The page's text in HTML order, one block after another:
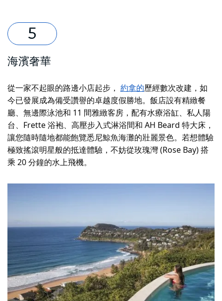
海濱奢華
從一家不起眼的路邊小店起步， 約拿的歷經數次改建，如
今已發展成為備受讚譽的卓越度假勝地。飯店設有精緻餐
廳、無邊際泳池和 11 間雅緻客房，配有水療浴缸、私人陽
台、Frette 浴袍、高壓步入式淋浴間和 AH Beard 特大床，
讓您隨時隨地都能飽覽悉尼鯨魚海灘的壯麗景色。若想體驗
極致搖滾明星般的抵達體驗，不妨從玫瑰灣 (Rose Bay) 搭
乘 20 分鐘的水上飛機。